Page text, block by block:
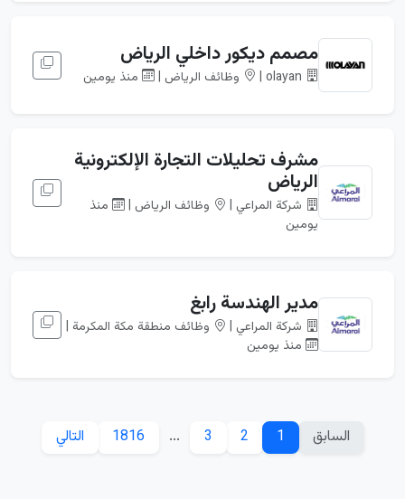
مصمم ديكور داخلي الرياض
olayan | وظائف الرياض | منذ يومين
مشرف تحليلات التجارة الإلكترونية
الرياض
شركة المراعي | وظائف الرياض |
منذ
يومين
مدير الهندسة رابغ
شركة المراعي |
وظائف منطقة مكة المكرمة |
منذ يومين
السابق 1816 التالي